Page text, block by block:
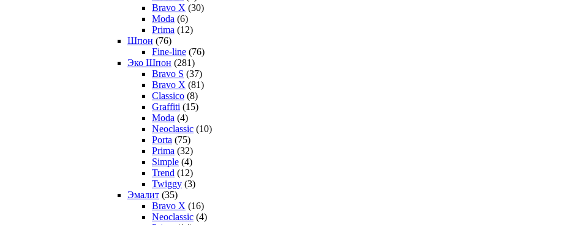
Bravo X (30)
Moda (6)
Prima (12)
Шпон (76)
Fine-line (76)
Эко Шпон (281)
Bravo S (37)
Bravo X (81)
Classico (8)
Graffiti (15)
Moda (4)
Neoclassic (10)
Porta (75)
Prima (32)
Simple (4)
Trend (12)
Twiggy (3)
Эмалит (35)
Bravo X (16)
Neoclassic (4)